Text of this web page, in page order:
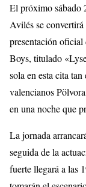
El próximo sábado
Avilés se
presentación
Boys, titulado
sola en esta cita
valencianos
en una noche que
La jornada
seguida de la
fuerte llegará a las